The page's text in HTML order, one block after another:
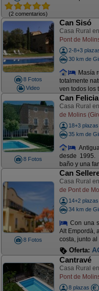
(2 comentarios)
8 Fotos
Video
Can Sisó
Casa Rural en
Pont de
2-8+3
30 km de
Masía
totalmente
ven todos los
8 Fotos
Can Felicia
Casa Rural en
de Molins
18+3 plazas
35 km de
desde 1995.
baño y una
8 Fotos
Can
Casa Rural en
de Pont de
14+2 plazas
34 km de
Con una
Alt Empordà,
costa, junto al
Oferta:
Cantravé
Casa Rural en
Pont de
8 plazas